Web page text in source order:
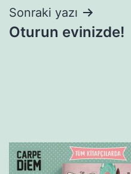
Sonraki yazı
Oturun evinizde!